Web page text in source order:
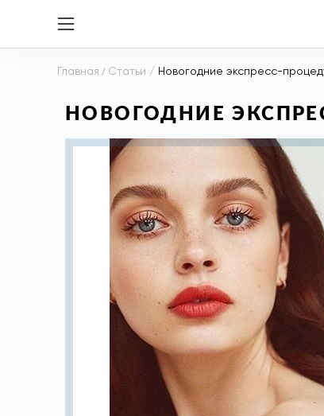
Главная / Статьи / Новогодние экспресс-
НОВОГОДНИЕ